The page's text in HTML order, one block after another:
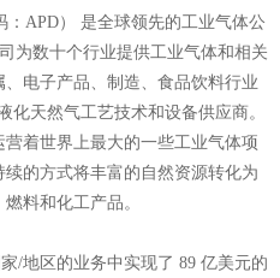
：APD） 是全球领先的工业气体公
为数十个行业提供工业气体和相关
电子产品、制造、食品饮料行业
化天然气工艺技术和设备供应商。
着世界上最大的一些工业气体项
的方式将丰富的自然资源转化为
料和化工产品。
/地区的业务中实现了 89 亿美元的